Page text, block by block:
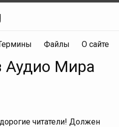
Файлы О сайте
Аудио Мира
читатели! Должен